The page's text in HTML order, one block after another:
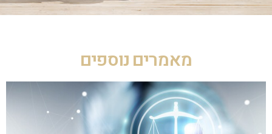
מאמרים נוספים